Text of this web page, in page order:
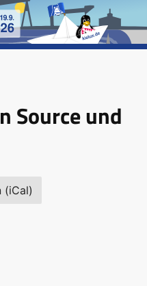
Source und
(iCal)